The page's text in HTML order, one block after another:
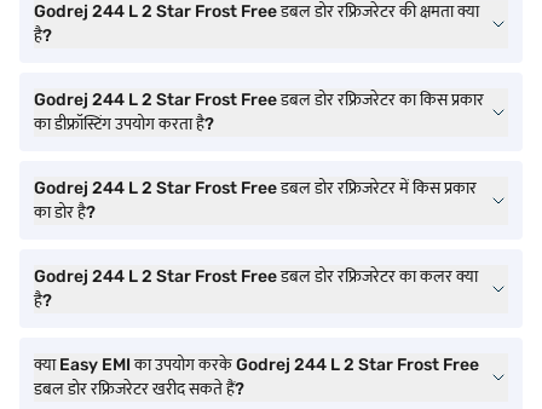
Godrej 244 L 2 Star Frost Free डबल डोर रफ्रिजरेटर की क्षमता क्या
है?
Godrej 244 L 2 Star Frost Free डबल डोर रफ्रिजरेटर का किस प्रकार
का डीफ्रॉस्टिंग उपयोग करता है?
Godrej 244 L 2 Star Frost Free डबल डोर रफ्रिजरेटर में किस प्रकार
का डोर है?
Godrej 244 L 2 Star Frost Free डबल डोर रफ्रिजरेटर का कलर क्या
है?
क्या Easy EMI का उपयोग करके Godrej 244 L 2 Star Frost Free
डबल डोर रफ्रिजरेटर खरीद सकते हैं?